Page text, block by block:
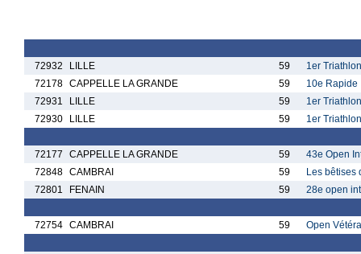
72932 LILLE 59
1er
72178 CAPPELLE LA GRANDE 59
10e Rapide
72931
LILLE 59
1er
72930
LILLE 59 1er
72177 CAPPELLE LA GRANDE 59
43e Open
72848 CAMBRAI 59
Les bêtises
72801
FENAIN 59 28e open
72754 CAMBRAI 59 Open